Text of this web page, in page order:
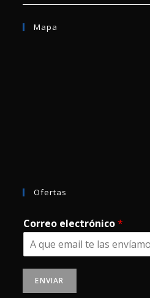
Mapa
Ofertas
Correo electrónico*
ENVIAR